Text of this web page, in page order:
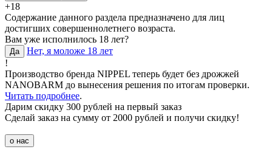
+18
Содержание данного раздела предназначено для лиц
достигших совершеннолетнего возраста.
Вам уже исполнилось 18 лет?
Да
Нет, я моложе 18 лет
!
Производство бренда NIPPEL теперь будет без дрожжей
NANOBARM до вынесения решения по итогам проверки.
Читать подробнее.
Дарим скидку 300 рублей на первый заказ
Сделай заказ на сумму от 2000 рублей и получи скидку!
о нас